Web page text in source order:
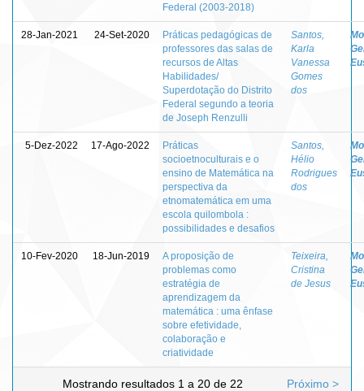
Federal (2003-2018)
28-Jan-2021 24-Set-2020
Práticas pedagógicas de
professores das salas de
recursos de Altas
Habilidades/
Superdotação do Distrito
Federal segundo a teoria
de Joseph Renzulli
Santos,
Karla
Vanessa
Gomes
dos
5-Dez-2022 17-Ago-2022
Práticas
socioetnoculturais e o
ensino de Matemática na
perspectiva da
etnomatemática em uma
escola quilombola :
possibilidades e desafios
Santos,
Hélio
Rodrigues
dos
10-Fev-2020 18-Jun-2019
A proposição de
problemas como
estratégia de
aprendizagem da
matemática : uma ênfase
sobre efetividade,
colaboração e
criatividade
Teixeira,
Cristina
de Jesus
Mostrando resultados 1 a 20 de 22 Próximo >